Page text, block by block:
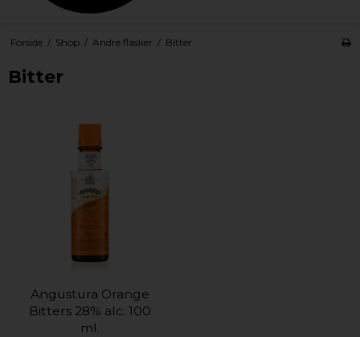
Forside / Shop / Andre flasker / Bitter
Bitter
Angustura Orange
Bitters 28% alc. 100
ml.